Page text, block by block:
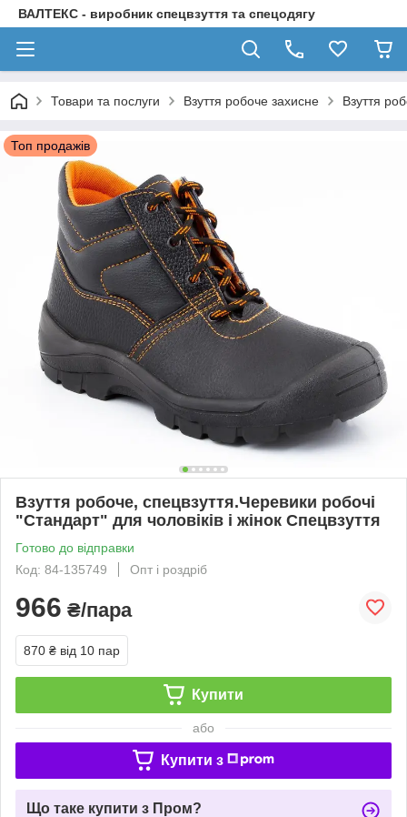
ВАЛТЕКС - виробник спецвзуття та спецодягу
Товари та послуги Взуття робоче захисне Взуття
Топ продажів
Взуття робоче, спецвзуття.Черевики робочі
"Стандарт" для чоловіків і жінок Спецвзуття
Готово до відправки
Код: 84-135749
Опт і роздріб
966 ₴/пара
870 ₴ від 10 пар
Купити
або
Купити з
Що таке купити з Пром?